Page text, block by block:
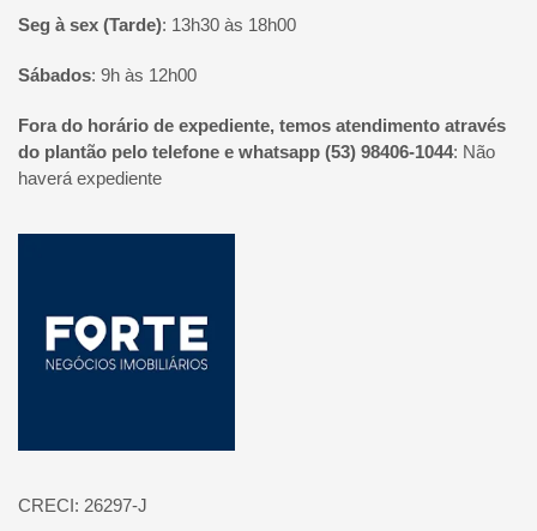
Seg à sex (Tarde): 13h30 às 18h00
Sábados: 9h às 12h00
Fora do horário de expediente, temos atendimento através
do plantão pelo telefone e whatsapp (53) 98406-1044: Não
haverá expediente
CRECI: 26297-J